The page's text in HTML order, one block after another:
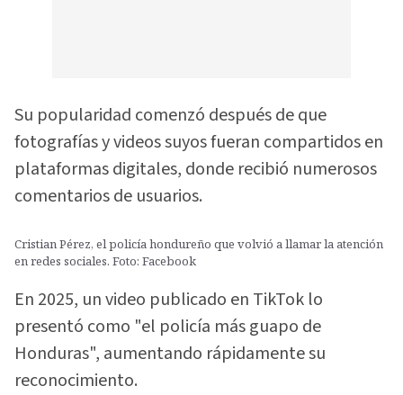
Su popularidad comenzó después de que
fotografías y videos suyos fueran compartidos en
plataformas digitales, donde recibió numerosos
comentarios de usuarios.
Cristian Pérez, el policía hondureño que volvió a llamar la atención
en redes sociales. Foto: Facebook
En 2025, un video publicado en TikTok lo
presentó como "el policía más guapo de
Honduras", aumentando rápidamente su
reconocimiento.